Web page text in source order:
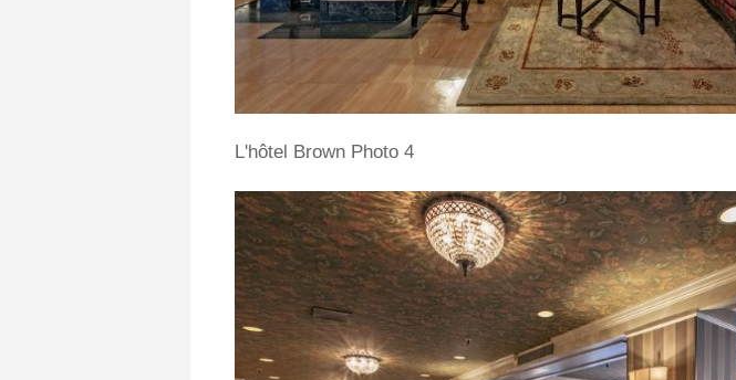
L'hôtel Brown Photo 4